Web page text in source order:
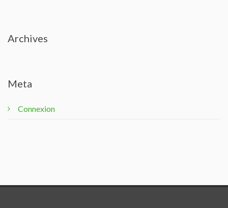
Archives
Meta
Connexion